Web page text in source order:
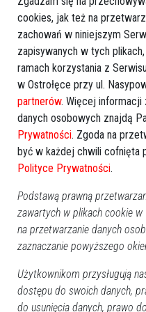
Zdrowie i medycyna
Ochrona
Zdrowie i medycyna
Ortodoncja
Zdrowie i medycyna
Protetyka
Zdrowie i medycyna
Sprzęt
Zdrowie i medycyna
Usługi
Planeta Zdrowie
Ostrołęka, Piłsudskiego 16 C, tel.
Zdrowie i medycyna
Zielarskie
Zdrowie i medycyna
Odnowa
Zdrowie i medycyna
Ochrona
Poradnia Dietetyczna
Ostrołęka, ul. 11 Listopada 80, tel.
Zdrowie i medycyna
Poradnie
Zdrowie i medycyna
Ochrona
cookies, jak też na
zachowań w niniejszym
zapisywanych w tych
ramach korzystania z
w Ostrołęce przy ul.
partnerów. Więcej
danych osobowych znajdą
Prywatności. Zgoda na
być w każdej chwili cofnięta
Polityce Prywatności.
Podstawą prawną
zawartych w plikach cookie
na przetwarzanie danych
zaznaczanie powyższego
Użytkownikom przysługują
dostępu do swoich danych,
do usunięcia danych, prawo